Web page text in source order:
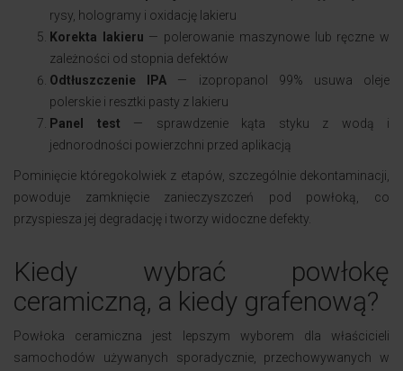
rysy, hologramy i oxidację lakieru
Korekta lakieru — polerowanie maszynowe lub ręczne w
zależności od stopnia defektów
Odtłuszczenie IPA — izopropanol 99% usuwa oleje
polerskie i resztki pasty z lakieru
Panel test — sprawdzenie kąta styku z wodą i
jednorodności powierzchni przed aplikacją
Pominięcie któregokolwiek z etapów, szczególnie dekontaminacji,
powoduje zamknięcie zanieczyszczeń pod powłoką, co
przyspiesza jej degradację i tworzy widoczne defekty.
Kiedy wybrać powłokę
ceramiczną, a kiedy grafenową?
Powłoka ceramiczna jest lepszym wyborem dla właścicieli
samochodów używanych sporadycznie, przechowywanych w